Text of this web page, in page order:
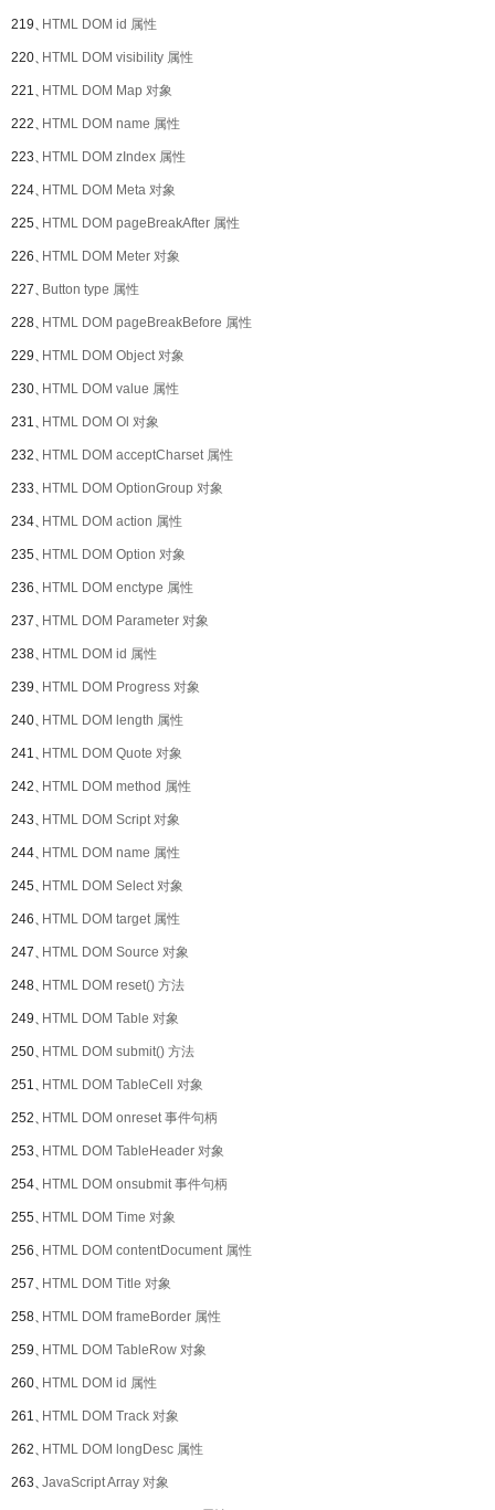
219、HTML DOM id 属性
220、HTML DOM visibility 属性
221、HTML DOM Map 对象
222、HTML DOM name 属性
223、HTML DOM zIndex 属性
224、HTML DOM Meta 对象
225、HTML DOM pageBreakAfter 属性
226、HTML DOM Meter 对象
227、Button type 属性
228、HTML DOM pageBreakBefore 属性
229、HTML DOM Object 对象
230、HTML DOM value 属性
231、HTML DOM Ol 对象
232、HTML DOM acceptCharset 属性
233、HTML DOM OptionGroup 对象
234、HTML DOM action 属性
235、HTML DOM Option 对象
236、HTML DOM enctype 属性
237、HTML DOM Parameter 对象
238、HTML DOM id 属性
239、HTML DOM Progress 对象
240、HTML DOM length 属性
241、HTML DOM Quote 对象
242、HTML DOM method 属性
243、HTML DOM Script 对象
244、HTML DOM name 属性
245、HTML DOM Select 对象
246、HTML DOM target 属性
247、HTML DOM Source 对象
248、HTML DOM reset() 方法
249、HTML DOM Table 对象
250、HTML DOM submit() 方法
251、HTML DOM TableCell 对象
252、HTML DOM onreset 事件句柄
253、HTML DOM TableHeader 对象
254、HTML DOM onsubmit 事件句柄
255、HTML DOM Time 对象
256、HTML DOM contentDocument 属性
257、HTML DOM Title 对象
258、HTML DOM frameBorder 属性
259、HTML DOM TableRow 对象
260、HTML DOM id 属性
261、HTML DOM Track 对象
262、HTML DOM longDesc 属性
263、JavaScript Array 对象